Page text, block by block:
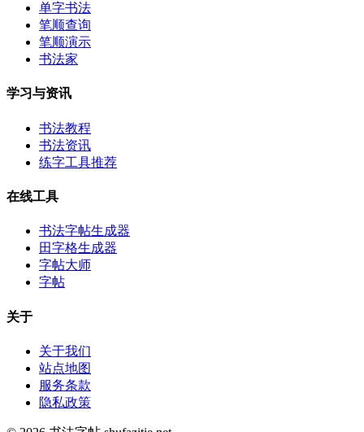
单字书法
笔顺查询
笔顺演示
书法家
学习与资讯
书法教程
书法资讯
练字工具推荐
在线工具
书法字帖生成器
田字格生成器
字帖大师
字帖
关于
关于我们
站点地图
服务条款
隐私政策